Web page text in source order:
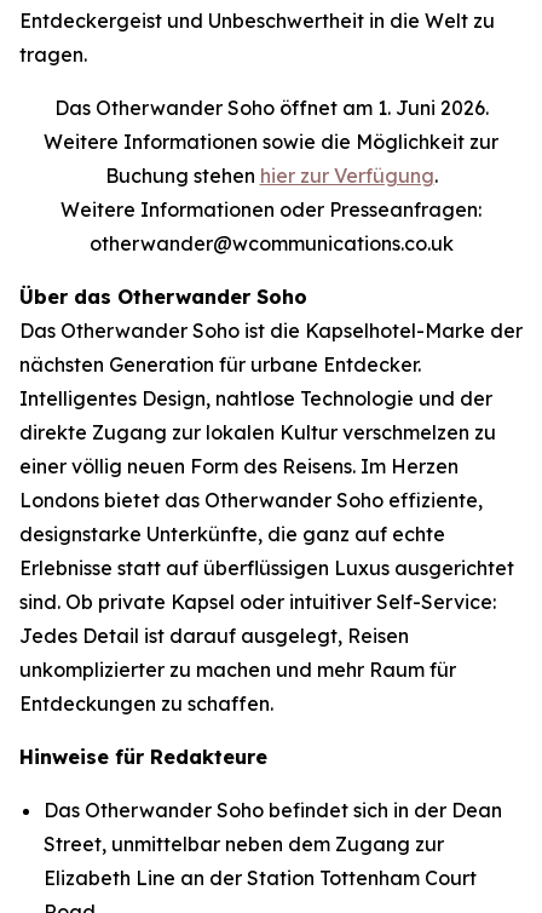
Entdeckergeist und Unbeschwertheit in die Welt zu
tragen.
Das Otherwander Soho öffnet am 1. Juni 2026.
Weitere Informationen sowie die Möglichkeit zur
Buchung stehen hier zur Verfügung.
Weitere Informationen oder Presseanfragen:
otherwander@wcommunications.co.uk
Über das Otherwander Soho
Das Otherwander Soho ist die Kapselhotel-Marke der
nächsten Generation für urbane Entdecker.
Intelligentes Design, nahtlose Technologie und der
direkte Zugang zur lokalen Kultur verschmelzen zu
einer völlig neuen Form des Reisens. Im Herzen
Londons bietet das Otherwander Soho effiziente,
designstarke Unterkünfte, die ganz auf echte
Erlebnisse statt auf überflüssigen Luxus ausgerichtet
sind. Ob private Kapsel oder intuitiver Self-Service:
Jedes Detail ist darauf ausgelegt, Reisen
unkomplizierter zu machen und mehr Raum für
Entdeckungen zu schaffen.
Hinweise für Redakteure
Das Otherwander Soho befindet sich in der Dean
Street, unmittelbar neben dem Zugang zur
Elizabeth Line an der Station Tottenham Court